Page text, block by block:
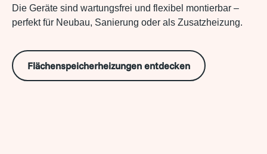
Die Geräte sind wartungsfrei und flexibel montierbar –
perfekt für Neubau, Sanierung oder als Zusatzheizung.
Flächenspeicherheizungen entdecken